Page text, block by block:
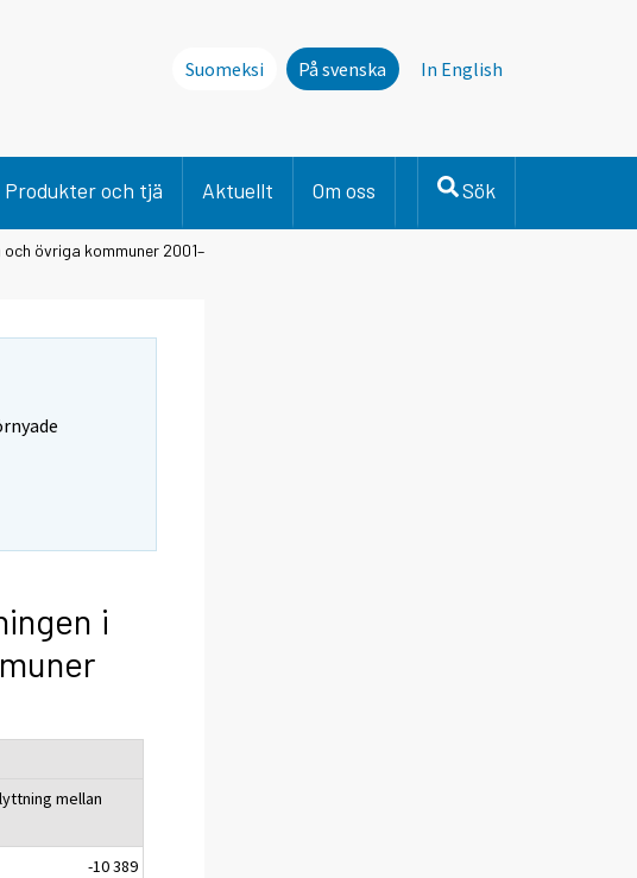
Suomeksi På svenska In English
Produkter och tjä Aktuellt Om oss Sök
övriga kommuner 2001–
i
mellan
-10 389